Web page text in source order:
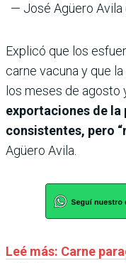
— José Agüero Avila
Explicó que los
carne vacuna y que
los meses de
exportaciones de la
consistentes, pero
Agüero Avila.
Leé más: Carne